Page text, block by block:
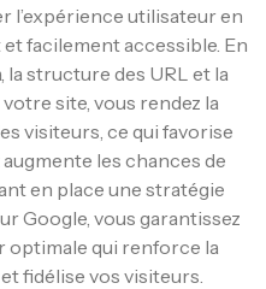
l’expérience utilisateur en
facilement accessible. En
structure des URL et la
site, vous rendez la
visiteurs, ce qui favorise
les chances de
en place une stratégie
Google, vous garantissez
optimale qui renforce la
fidélise vos visiteurs.